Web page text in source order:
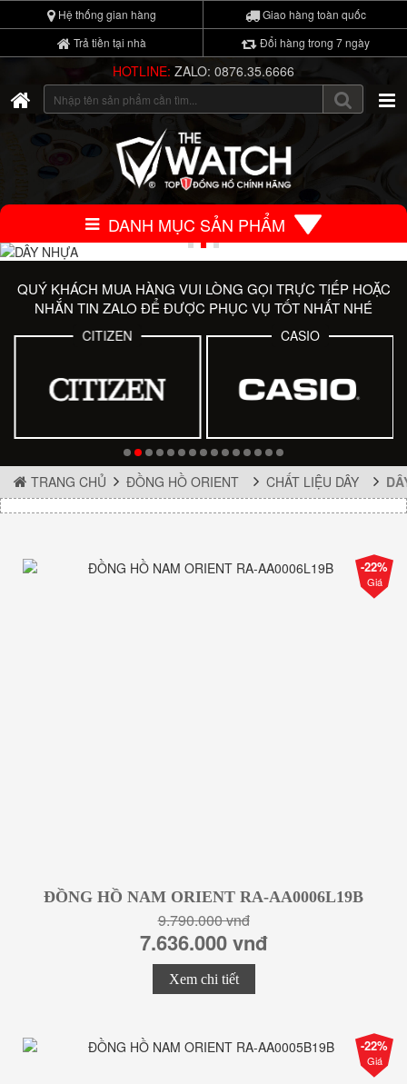
Hệ thống gian hàng
Giao hàng toàn quốc
Trả tiền tại nhà
Đổi hàng trong 7 ngày
HOTLINE: ZALO: 0876.35.6666
DANH MỤC SẢN PHẨM
QUÝ KHÁCH MUA HÀNG VUI LÒNG GỌI TRỰC TIẾP HOẶC
NHẮN TIN ZALO ĐỂ ĐƯỢC PHỤC VỤ TỐT NHẤT NHÉ
CITIZEN CASIO
TRANG CHỦ ĐỒNG HỒ ORIENT CHẤT LIỆU DÂY
-22%
Giá
ĐỒNG HỒ NAM ORIENT RA-AA0006L19B
9.790.000 vnđ
7.636.000 vnđ
Xem chi tiết
-22%
Giá